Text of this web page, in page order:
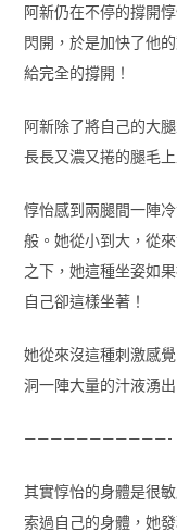
阿新仍在不停的撐開
閃開，於是加快了他
給完全的撐開！
阿新除了將自己的大
長長又濃又捲的腿毛
惇怡感到兩腿間一陣
般。她從小到大，從
之下，她這種坐姿如
自己卻這樣坐著！
她從來沒這種刺激感
洞一陣大量的汁液湧
———————————-
其實惇怡的身體是很
索過自己的身體，她